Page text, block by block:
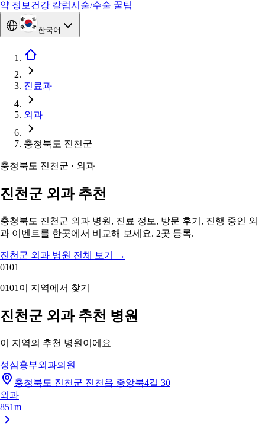
약 정보 건강 칼럼시술/수술 꿀팁
한국어
진료과
외과
충청북도 진천군
충청북도 진천군 · 외과
진천군 외과 추천
충청북도 진천군 외과 병원, 진료 정보, 방문 후기, 진행 중인 외
과 이벤트를 한곳에서 비교해 보세요. 2곳 등록.
진천군 외과 병원 전체 보기
→
0101
0101 이 지역에서 찾기
진천군 외과 추천 병원
이 지역의 추천 병원이에요
성심흉부외과의원
충청북도 진천군 진천읍 중앙북4길 30
외과
851m